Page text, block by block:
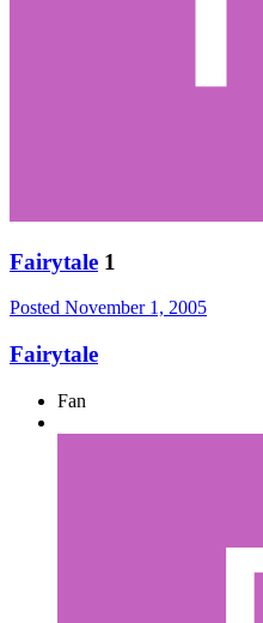
Fairytale 1
Posted November 1, 2005
Fairytale
Fan